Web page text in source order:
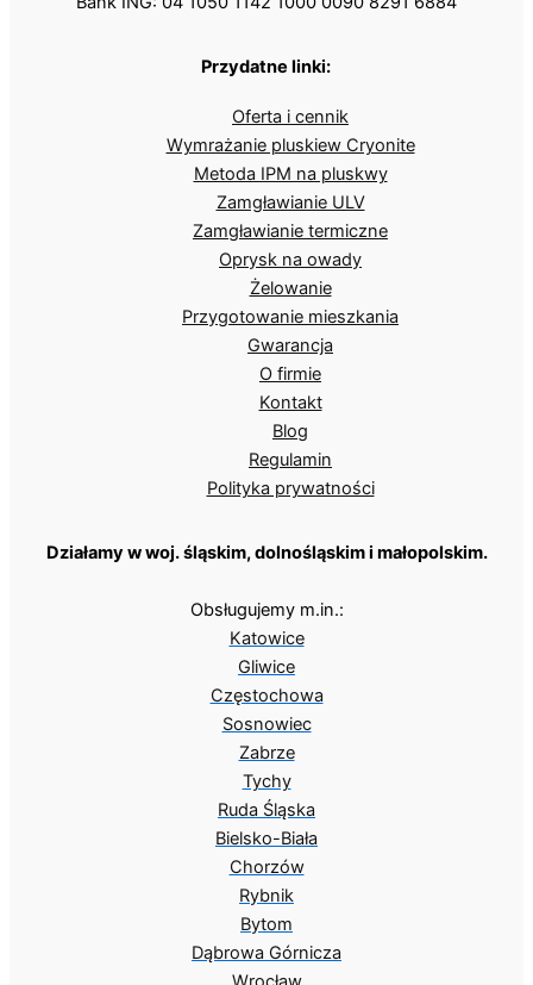
Przydatne linki:
Oferta i cennik
Wymrażanie pluskiew Cryonite
Metoda IPM na pluskwy
Zamgławianie ULV
Zamgławianie termiczne
Oprysk na owady
Żelowanie
Przygotowanie mieszkania
Gwarancja
O firmie
Kontakt
Blog
Regulamin
Polityka prywatności
Działamy w woj. śląskim, dolnośląskim i małopolskim.
Obsługujemy m.in.:
Katowice
Gliwice
Częstochowa
Sosnowiec
Zabrze
Tychy
Ruda Śląska
Bielsko-Biała
Chorzów
Rybnik
Bytom
Dąbrowa Górnicza